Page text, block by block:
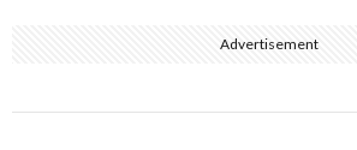
Advertisement